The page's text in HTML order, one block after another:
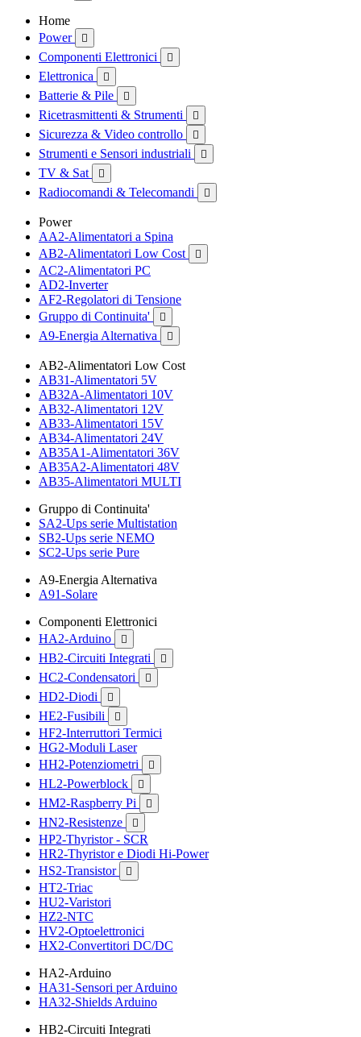
Home
Power

Componenti Elettronici 
Elettronica 
Batterie & Pile 
Ricetrasmittenti & Strumenti 
Sicurezza & Video controllo 
Strumenti e Sensori industriali 
TV & Sat 
Radiocomandi & Telecomandi 
Power
AA2-Alimentatori a Spina
AB2-Alimentatori Low Cost

AC2-Alimentatori PC
AD2-Inverter
AF2-Regolatori di Tensione
Gruppo di Continuita'

A9-Energia Alternativa 
AB2-Alimentatori Low Cost
AB31-Alimentatori 5V
AB32A-Alimentatori 10V
AB32-Alimentatori 12V
AB33-Alimentatori 15V
AB34-Alimentatori 24V
AB35A1-Alimentatori 36V
AB35A2-Alimentatori 48V
AB35-Alimentatori MULTI
Gruppo di Continuita'
SA2-Ups serie Multistation
SB2-Ups serie NEMO
SC2-Ups serie Pure
A9-Energia Alternativa
A91-Solare
Componenti Elettronici
HA2-Arduino

HB2-Circuiti Integrati 
HC2-Condensatori 
HD2-Diodi 
HE2-Fusibili 
HF2-Interruttori Termici
HG2-Moduli Laser
HH2-Potenziometri

HL2-Powerblock 
HM2-Raspberry Pi 
HN2-Resistenze 
HP2-Thyristor - SCR
HR2-Thyristor e Diodi Hi-Power
HS2-Transistor

HT2-Triac
HU2-Varistori
HZ2-NTC
HV2-Optoelettronici
HX2-Convertitori DC/DC
HA2-Arduino
HA31-Sensori per Arduino
HA32-Shields Arduino
HB2-Circuiti Integrati